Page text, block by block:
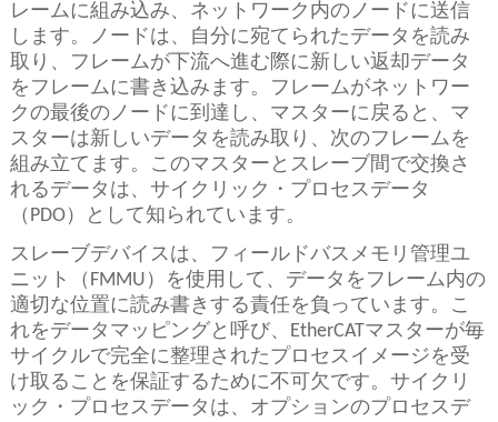
レームに組み込み、ネットワーク内のノードに送信
します。ノードは、自分に宛てられたデータを読み
取り、フレームが下流へ進む際に新しい返却データ
をフレームに書き込みます。フレームがネットワー
クの最後のノードに到達し、マスターに戻ると、マ
スターは新しいデータを読み取り、次のフレームを
組み立てます。このマスターとスレーブ間で交換さ
れるデータは、サイクリック・プロセスデータ
（PDO）として知られています。
スレーブデバイスは、フィールドバスメモリ管理ユ
ニット（FMMU）を使用して、データをフレーム内の
適切な位置に読み書きする責任を負っています。こ
れをデータマッピングと呼び、EtherCATマスターが毎
サイクルで完全に整理されたプロセスイメージを受
け取ることを保証するために不可欠です。サイクリ
ック・プロセスデータは、オプションのプロセスデ